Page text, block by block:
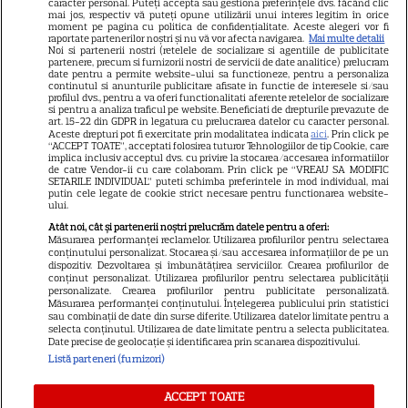
Știri mondene
Avantaje
Elle
Unica
Retete practice
URMĂREȘTE-NE PE
Copyright2026Ringier Romania – Toate Drepturile rezervate
Jocurile de noroc sunt interzise minorilor.
mai jos, respectiv vă puteți opune utilizării unui interes legitim în orice
moment pe pagina cu politica de confidențialitate. Aceste alegeri vor fi
raportate partenerilor noștri și nu vă vor afecta navigarea. Mai multe detalii
Noi si partenerii nostri (retelele de socializare si agentiile de publicitate
partenere, precum si furnizorii nostri de servicii de date analitice) prelucram
date pentru a permite website-ului sa functioneze, pentru a personaliza
continutul si anunturile publicitare afisate in functie de interesele si/sau
profilul dvs., pentru a va oferi functionalitati aferente retelelor de socializare
si pentru a analiza traficul pe website. Beneficiati de drepturile prevazute de
art. 15-22 din GDPR in legatura cu prelucrarea datelor cu caracter personal.
Aceste drepturi pot fi exercitate prin modalitatea indicataaici. Prin click pe
“ACCEPT TOATE”, acceptati folosirea tuturor Tehnologiilor de tip Cookie, care
implica inclusiv acceptul dvs. cu privire la stocarea/accesarea informatiilor
de catre Vendor-ii cu care colaboram. Prin click pe “VREAU SA MODIFIC
SETARILE INDIVIDUAL” puteti schimba preferintele in mod individual, mai
putin cele legate de cookie strict necesare pentru functionarea website-
ului.
Atât noi, cât și partenerii noștri prelucrăm datele pentru a oferi:
Măsurarea performanței reclamelor. Utilizarea profilurilor pentru selectarea
conținutului personalizat. Stocarea și/sau accesarea informațiilor de pe un
dispozitiv. Dezvoltarea și îmbunătățirea serviciilor. Crearea profilurilor de
conținut personalizat. Utilizarea profilurilor pentru selectarea publicității
personalizate. Crearea profilurilor pentru publicitate personalizată.
Măsurarea performanței conținutului. Înțelegerea publicului prin statistici
sau combinații de date din surse diferite. Utilizarea datelor limitate pentru a
selecta conținutul. Utilizarea de date limitate pentru a selecta publicitatea.
Date precise de geolocație și identificarea prin scanarea dispozitivului.
Listă parteneri (furnizori)
ACCEPT TOATE